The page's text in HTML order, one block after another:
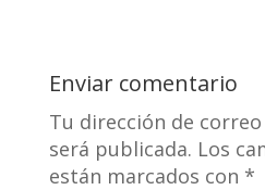
Enviar comentario
Tu dirección de
será publicada. Los
están marcados con *